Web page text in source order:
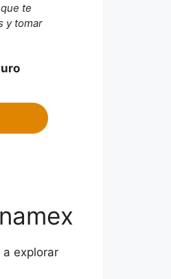
te
y tomar
explorar